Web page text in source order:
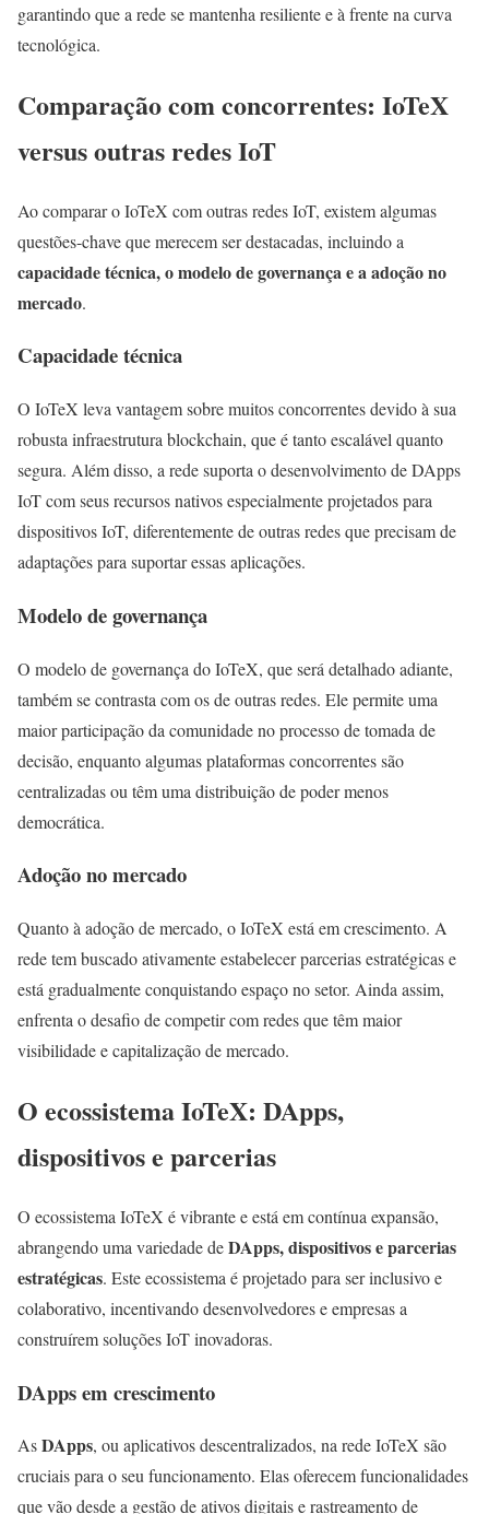
garantindo que a rede se mantenha resiliente e à frente na curva
tecnológica.
Comparação com concorrentes: IoTeX
versus outras redes IoT
Ao comparar o IoTeX com outras redes IoT, existem algumas
questões-chave que merecem ser destacadas, incluindo a
capacidade técnica, o modelo de governança e a adoção no
mercado.
Capacidade técnica
O IoTeX leva vantagem sobre muitos concorrentes devido à sua
robusta infraestrutura blockchain, que é tanto escalável quanto
segura. Além disso, a rede suporta o desenvolvimento de DApps
IoT com seus recursos nativos especialmente projetados para
dispositivos IoT, diferentemente de outras redes que precisam de
adaptações para suportar essas aplicações.
Modelo de governança
O modelo de governança do IoTeX, que será detalhado adiante,
também se contrasta com os de outras redes. Ele permite uma
maior participação da comunidade no processo de tomada de
decisão, enquanto algumas plataformas concorrentes são
centralizadas ou têm uma distribuição de poder menos
democrática.
Adoção no mercado
Quanto à adoção de mercado, o IoTeX está em crescimento. A
rede tem buscado ativamente estabelecer parcerias estratégicas e
está gradualmente conquistando espaço no setor. Ainda assim,
enfrenta o desafio de competir com redes que têm maior
visibilidade e capitalização de mercado.
O ecossistema IoTeX: DApps,
dispositivos e parcerias
O ecossistema IoTeX é vibrante e está em contínua expansão,
abrangendo uma variedade deDApps, dispositivos e parcerias
estratégicas. Este ecossistema é projetado para ser inclusivo e
colaborativo, incentivando desenvolvedores e empresas a
construírem soluções IoT inovadoras.
DApps em crescimento
AsDApps, ou aplicativos descentralizados, na rede IoTeX são
cruciais para o seu funcionamento. Elas oferecem funcionalidades
que vão desde a gestão de ativos digitais e rastreamento de